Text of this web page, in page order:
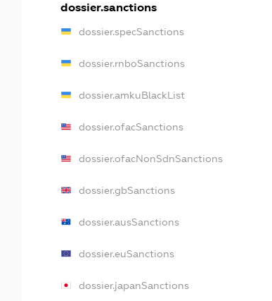
dossier.sanctions
dossier.specSanctions
dossier.rnboSanctions
dossier.amkuBlackList
dossier.ofacSanctions
dossier.ofacNonSdnSanctions
dossier.gbSanctions
dossier.ausSanctions
dossier.euSanctions
dossier.japanSanctions